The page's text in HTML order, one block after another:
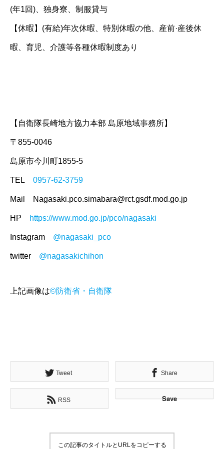
(年1回)、独身寮、制服貸与
【休暇】(有給)年次休暇、特別休暇の他、産前·産後休
暇、育児、介護等各種休暇制度あり
【自衛隊長崎地方協力本部 島原地域事務所】
〒855-0046
島原市今川町1855-5
TEL 0957-62-3759
Mail Nagasaki.pco.simabara@rct.gsdf.mod.go.jp
HP https://www.mod.go.jp/pco/nagasaki
Instagram @nagasaki_pco
twitter @nagasakichihon
上記画像は©防衛省・自衛隊
Tweet Share
RSS Save
この記事のタイトルとURLをコピーする